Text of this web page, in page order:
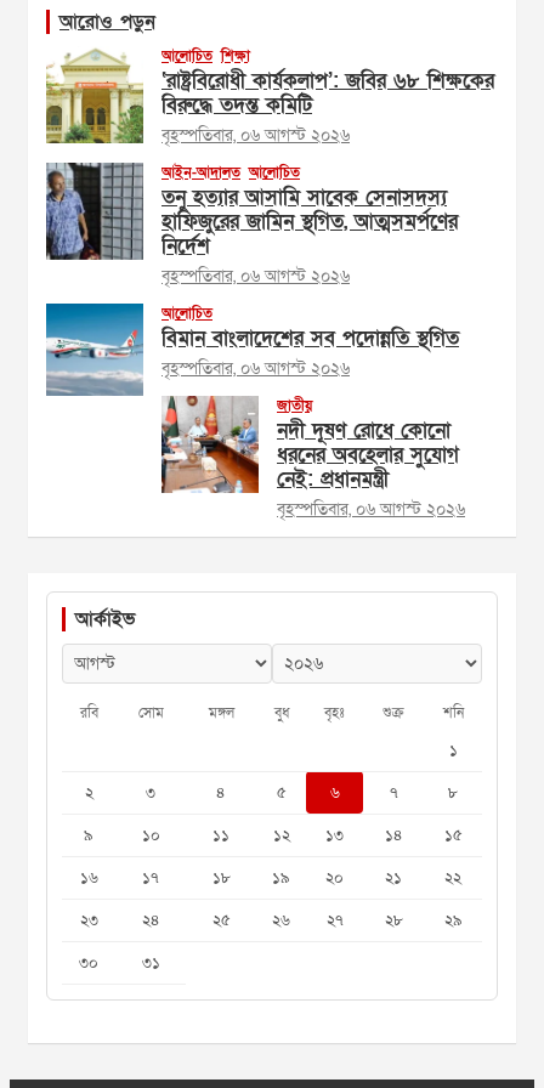
আরোও পড়ুন
আলোচিত শিক্ষা
‘রাষ্ট্রবিরোধী কার্যকলাপ’: জবির ৬৮ শিক্ষকের
বিরুদ্ধে তদন্ত কমিটি
বৃহস্পতিবার, ০৬ আগস্ট ২০২৬
আইন-আদালত আলোচিত
তনু হত্যার আসামি সাবেক সেনাসদস্য
হাফিজুরের জামিন স্থগিত, আত্মসমর্পণের
নির্দেশ
বৃহস্পতিবার, ০৬ আগস্ট ২০২৬
আলোচিত
বিমান বাংলাদেশের সব পদোন্নতি স্থগিত
বৃহস্পতিবার, ০৬ আগস্ট ২০২৬
জাতীয়
নদী দূষণ রোধে কোনো
ধরনের অবহেলার সুযোগ
নেই: প্রধানমন্ত্রী
বৃহস্পতিবার, ০৬ আগস্ট ২০২৬
আর্কাইভ
রবি সোম মঙ্গল বুধ বৃহঃ শুক্র শনি
১
২
৩ ৪ ৫ ৬ ৭
৮
৯
১০ ১১ ১২ ১৩ ১৪
১৫
১৬
১৭ ১৮ ১৯ ২০ ২১
২২
২৩
২৪ ২৫ ২৬ ২৭ ২৮
২৯
৩০
৩১